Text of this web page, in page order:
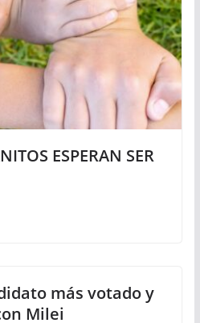
ESPERAN SER
más votado y
Milei